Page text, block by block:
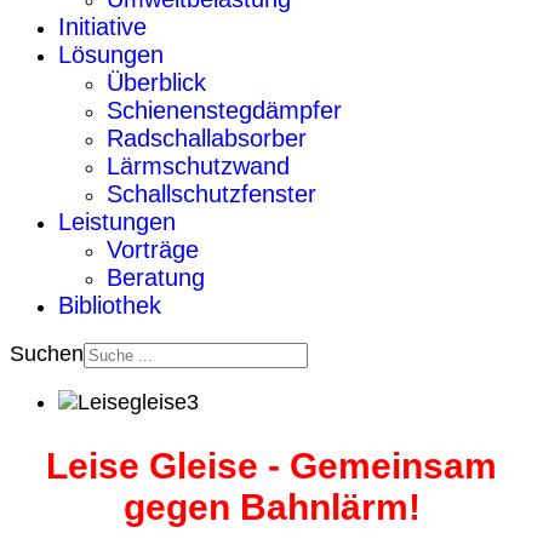
Initiative
Lösungen
Überblick
Schienenstegdämpfer
Radschallabsorber
Lärmschutzwand
Schallschutzfenster
Leistungen
Vorträge
Beratung
Bibliothek
Suchen
Leise Gleise - Gemeinsam
gegen Bahnlärm!